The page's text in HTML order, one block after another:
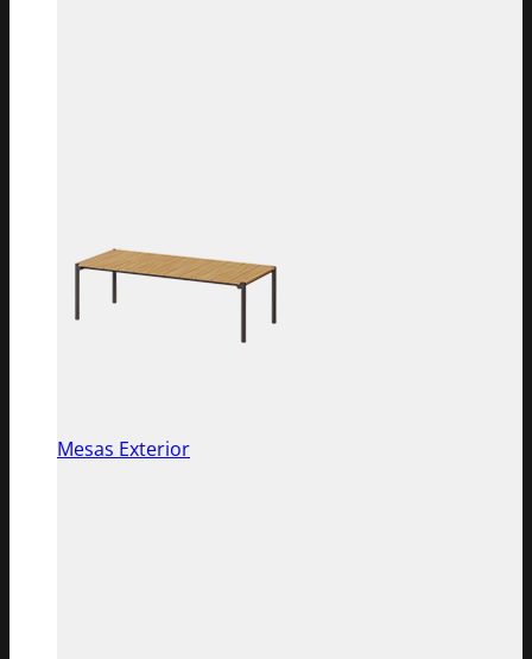
Mesas Exterior